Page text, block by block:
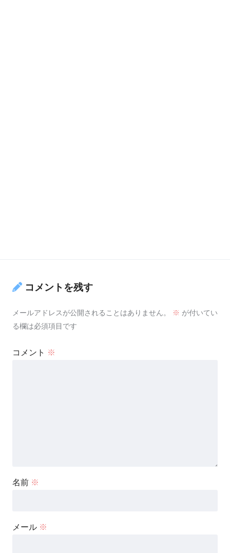
コメントを残す
メールアドレスが公開されることはありません。 ※ が付いてい
る欄は必須項目です
コメント ※
名前 ※
メール ※